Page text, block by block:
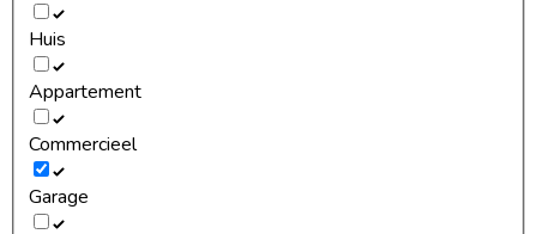
Huis
Appartement
Commercieel
Garage